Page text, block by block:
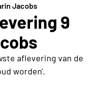
Jacobs
9
aflevering van de
worden'.